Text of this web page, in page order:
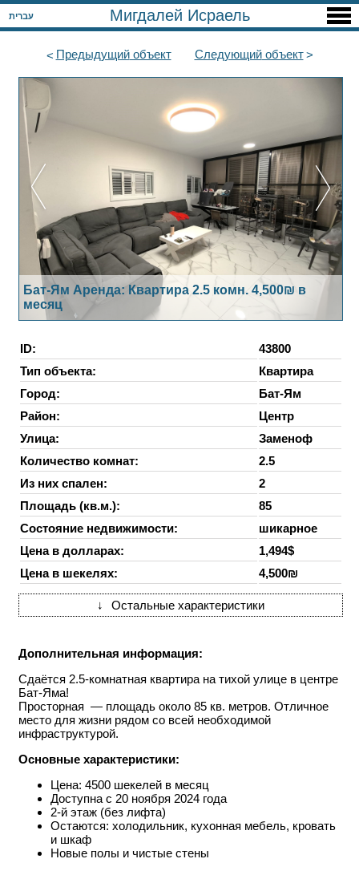
עברית Мигдалей Исраель
Предыдущийобъект Следующийобъект
Бат-Ям Аренда: Квартира 2.5 комн. 4,500₪ в
месяц
ID:
43800
Тип объекта:
Квартира
Город:
Бат-Ям
Район:
Центр
Улица:
Заменоф
Количество комнат:
2.5
Из них спален:
2
Площадь (кв.м.):
85
Состояние недвижимости:
шикарное
Цена в долларах:
1,494$
Цена в шекелях:
4,500₪
↓ Остальные характеристики
Дополнительная информация:
Сдаётся 2.5-комнатная квартира на тихой улице в центре
Бат-Яма!
Просторная — площадь около 85 кв. метров. Отличное
место для жизни рядом со всей необходимой
инфраструктурой.
Основные характеристики:
Цена: 4500 шекелей в месяц
Доступна с 20 ноября 2024 года
2-й этаж (без лифта)
Остаются: холодильник, кухонная мебель, кровать
и шкаф
Новые полы и чистые стены